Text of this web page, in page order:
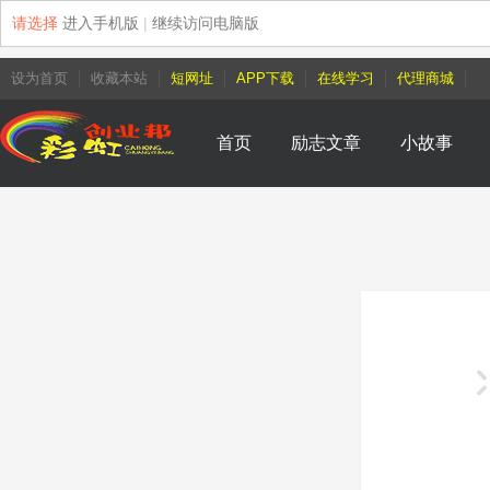
请选择 进入手机版 | 继续访问电脑版
设为首页 收藏本站 短网址 APP下载 在线学习 代理商城
首页 励志文章 小故事